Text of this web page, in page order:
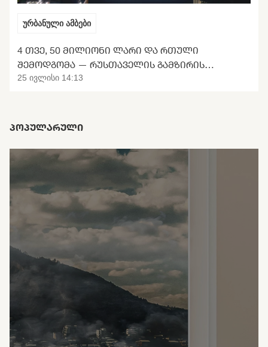
ურბანული ამბები
4 ᲗᲕᲔ, 50 ᲛᲘᲚᲘᲝᲜᲘ ᲚᲐᲠᲘ ᲓᲐ ᲠᲗᲣᲚᲘ
ᲨᲔᲛᲝᲓᲒᲝᲛᲐ — ᲠᲣᲡᲗᲐᲕᲔᲚᲘᲡ ᲒᲐᲛᲖᲘᲠᲘᲡ
ᲢᲠᲐᲜᲡᲤᲝᲠᲛᲐᲪᲘᲘᲡ ᲛᲝᲚᲝᲓᲘᲜᲘ
25 ივლისი 14:13
ᲞᲝᲞᲣᲚᲐᲠᲣᲚᲘ